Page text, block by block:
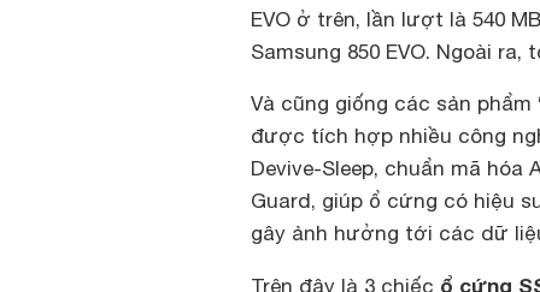
EVO ở trên, lần lượt là 540
Samsung 850 EVO. Ngoài
Và cũng giống các sản phẩm
được tích hợp nhiều công
Devive-Sleep, chuẩn mã hóa
Guard, giúp ổ cứng có hiệu
gây ảnh hưởng tới các dữ
Trên đây là 3 chiếc ổ cứng